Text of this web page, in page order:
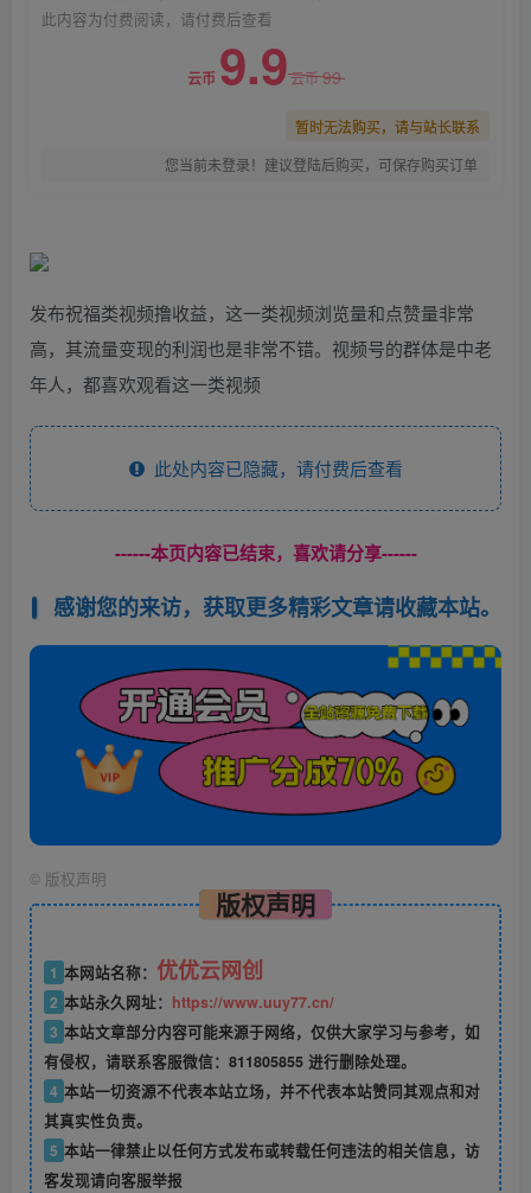
此内容为付费阅读，请付费后查看
云币 9.9云币99
暂时无法购买，请与站长联系
您当前未登录！建议登陆后购买，可保存购买订单
发布祝福类视频撸收益，这一类视频浏览量和点赞量非常
高，其流量变现的利润也是非常不错。视频号的群体是中老
年人，都喜欢观看这一类视频
此处内容已隐藏，请付费后查看
------本页内容已结束，喜欢请分享------
感谢您的来访，获取更多精彩文章请收藏本站。
© 版权声明
版权声明
1 本网站名称： 优优云网创
2 本站永久网址： https://www.uuy77.cn/
3 本站文章部分内容可能来源于网络，仅供大家学习与参考，如
有侵权，请联系客服微信：811805855 进行删除处理。
4 本站一切资源不代表本站立场，并不代表本站赞同其观点和对
其真实性负责。
5 本站一律禁止以任何方式发布或转载任何违法的相关信息，访
客发现请向客服举报